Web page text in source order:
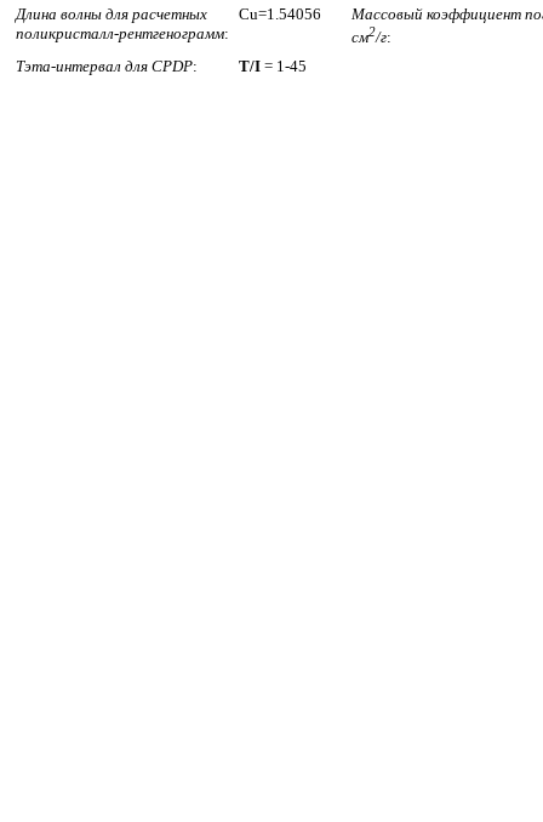
Длина волны для расчетных
поликристалл-рентгенограмм:
Cu=1.54056
Массовый коэффициент
см2/г:
Тэта-интервал для CPDP: T/I = 1-45